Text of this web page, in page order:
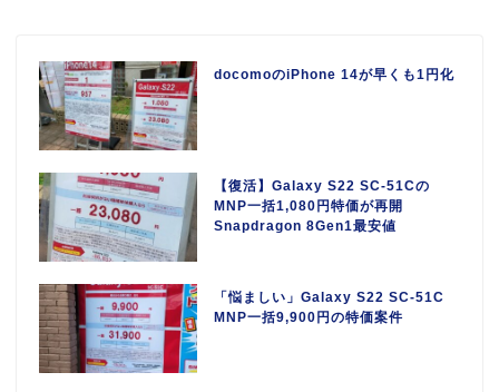
docomoのiPhone 14が早くも1円化
【復活】Galaxy S22 SC-51Cの
MNP一括1,080円特価が再開
Snapdragon 8Gen1最安値
「悩ましい」Galaxy S22 SC-51C
MNP一括9,900円の特価案件